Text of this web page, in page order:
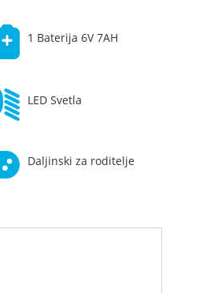
1 Baterija 6V 7AH
LED Svetla
Daljinski za roditelje